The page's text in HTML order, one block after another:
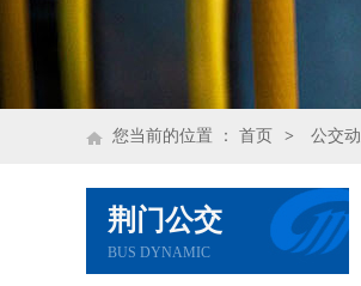
您当前的位置 ： 首页 > 公交
荆门公交
BUS DYNAMIC